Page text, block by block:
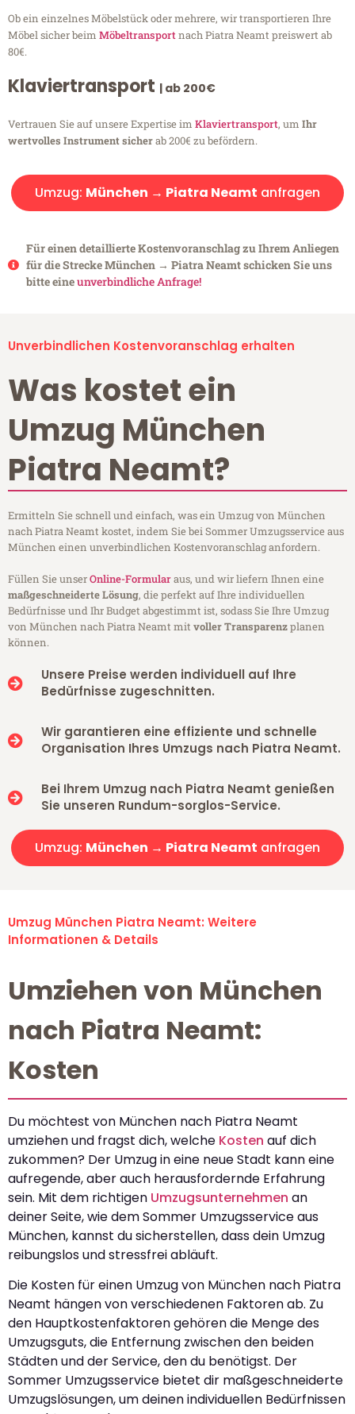
Ob ein einzelnes Möbelstück oder mehrere, wir transportieren Ihre
Möbel sicher beim Möbeltransportnach Piatra Neamt preiswert ab
80€.
Klaviertransport | ab 200€
Vertrauen Sie auf unsere Expertise im Klaviertransport, um Ihr
wertvolles Instrument sicherab 200€ zu befördern.
Umzug: München → Piatra Neamt anfragen
Für einen detaillierte Kostenvoranschlag zu Ihrem Anliegen
für die Strecke München → Piatra Neamt schicken Sie uns
bitte eineunverbindliche Anfrage!
Unverbindlichen Kostenvoranschlag erhalten
Was kostet ein
Umzug München
Piatra Neamt?
Ermitteln Sie schnell und einfach, was ein Umzug von München
nach Piatra Neamt kostet, indem Sie bei Sommer Umzugsservice aus
München einen unverbindlichen Kostenvoranschlag anfordern.
Füllen Sie unserOnline-Formularaus, und wir liefern Ihnen eine
maßgeschneiderte Lösung, die perfekt auf Ihre individuellen
Bedürfnisse und Ihr Budget abgestimmt ist, sodass Sie Ihre Umzug
von München nach Piatra Neamt mitvoller Transparenzplanen
können.
Unsere Preise werden individuell auf Ihre
Bedürfnisse zugeschnitten.
Wir garantieren eine effiziente und schnelle
Organisation Ihres Umzugs nach Piatra Neamt.
Bei Ihrem Umzug nach Piatra Neamt genießen
Sie unseren Rundum-sorglos-Service.
Umzug: München → Piatra Neamt anfragen
Umzug München Piatra Neamt: Weitere
Informationen & Details
Umziehen von München
nach Piatra Neamt:
Kosten
Du möchtest von München nach Piatra Neamt
umziehen und fragst dich, welche Kosten auf dich
zukommen? Der Umzug in eine neue Stadt kann eine
aufregende, aber auch herausfordernde Erfahrung
sein. Mit dem richtigen Umzugsunternehmen an
deiner Seite, wie dem Sommer Umzugsservice aus
München, kannst du sicherstellen, dass dein Umzug
reibungslos und stressfrei abläuft.
Die Kosten für einen Umzug von München nach Piatra
Neamt hängen von verschiedenen Faktoren ab. Zu
den Hauptkostenfaktoren gehören die Menge des
Umzugsguts, die Entfernung zwischen den beiden
Städten und der Service, den du benötigst. Der
Sommer Umzugsservice bietet dir maßgeschneiderte
Umzugslösungen, um deinen individuellen Bedürfnissen